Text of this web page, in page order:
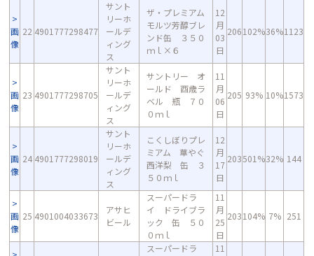
画
像
22 4901777298477
サント
リーホ
ールデ
ィング
ス
ザ・プレミアム
モルツ芳醇ブレ
ンド缶 ３５０
ｍｌ×６
12
月
03
日
206102%36%1123
画
像
23 4901777298705
サント
リーホ
ールデ
ィング
ス
サントリー オ
ールド 酉歳ラ
ベル 瓶 ７０
０ｍｌ
11
月
06
日
205 93% 10%1573
画
像
24 4901777298019
サント
リーホ
ールデ
ィング
ス
こくしぼりプレ
ミアム 華やぐ
西洋梨 缶 ３
５０ｍｌ
12
月
17
日
203501%32% 144
画
像
25 4901004033673
アサヒ
ビール
スーパードラ
イ ドライブラ
ック 缶 ５０
０ｍｌ
11
月
25
日
203104% 7% 251
スーパードラ
11